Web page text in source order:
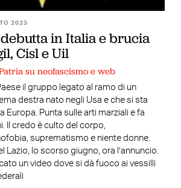
2023
in Italia e brucia
Cisl e Uil
su neofascismo e web
il gruppo legato al ramo di un
destra nato negli Usa e che si sta
Europa. Punta sulle arti marziali e fa
Il credo è culto del corpo,
suprematismo e niente donne.
Lazio, lo scorso giugno, ora l’annuncio.
un video dove si dà fuoco ai vessilli